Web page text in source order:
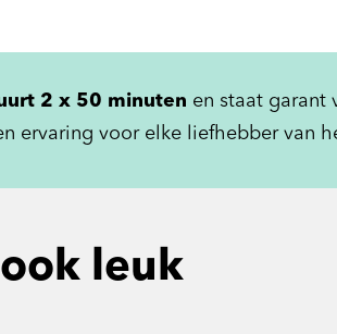
2 x 50 minuten en staat garant
ervaring voor elke liefhebber van
leuk